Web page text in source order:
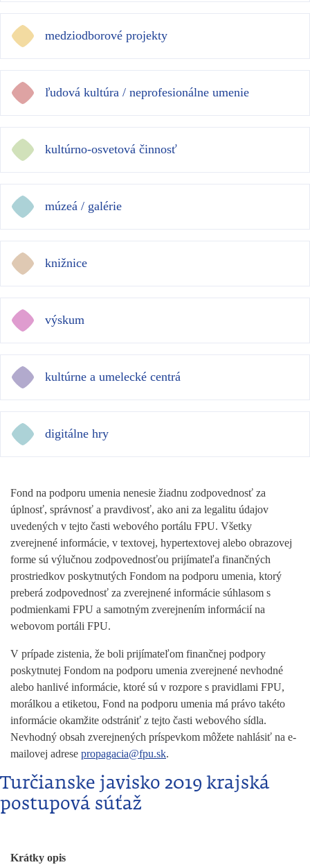
medziodborové projekty
ľudová kultúra / neprofesionálne umenie
kultúrno-osvetová činnosť
múzeá / galérie
knižnice
výskum
kultúrne a umelecké centrá
digitálne hry
Fond na podporu umenia nenesie žiadnu zodpovednosť za
úplnosť, správnosť a pravdivosť, ako ani za legalitu údajov
uvedených v tejto časti webového portálu FPU. Všetky
zverejnené informácie, v textovej, hypertextovej alebo obrazovej
forme sú výlučnou zodpovednosťou prijímateľa finančných
prostriedkov poskytnutých Fondom na podporu umenia, ktorý
preberá zodpovednosť za zverejnené informácie súhlasom s
podmienkami FPU a samotným zverejnením informácií na
webovom portáli FPU.
V prípade zistenia, že boli prijímateľom finančnej podpory
poskytnutej Fondom na podporu umenia zverejnené nevhodné
alebo hanlivé informácie, ktoré sú v rozpore s pravidlami FPU,
morálkou a etiketou, Fond na podporu umenia má právo takéto
informácie okamžite odstrániť z tejto časti webového sídla.
Nevhodný obsah zverejnených príspevkom môžete nahlásiť na e-
mailovej adrese propagacia@fpu.sk.
Turčianske javisko 2019 krajská
postupová súťaž
Krátky opis